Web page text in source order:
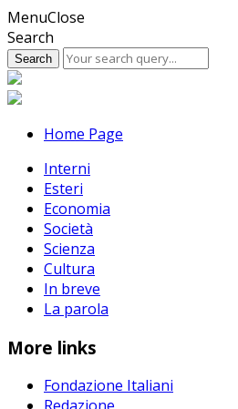
Skip
to
content
MenuClose
Search
Home Page
Interni
Esteri
Economia
Società
Scienza
Cultura
In breve
La parola
More links
Fondazione Italiani